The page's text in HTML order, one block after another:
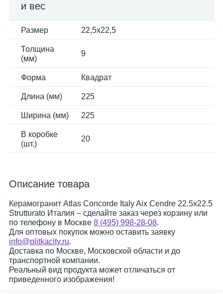
и вес
Размер 22,5x22,5
Толщина
(мм)
9
Форма Квадрат
Длина (мм) 225
Ширина (мм) 225
В коробке
(шт.)
20
Описание товара
Керамогранит Atlas Concorde Italy Aix Cendre 22.5x22.5
Strutturato Италия – сделайте заказ через корзину или
по телефону в Москве 8 (495) 998-28-08.
Для оптовых покупок можно оставить заявку
info@plitkacity.ru.
Доставка по Москве, Московской области и до
транспортной компании.
Реальный вид продукта может отличаться от
приведенного изображения!